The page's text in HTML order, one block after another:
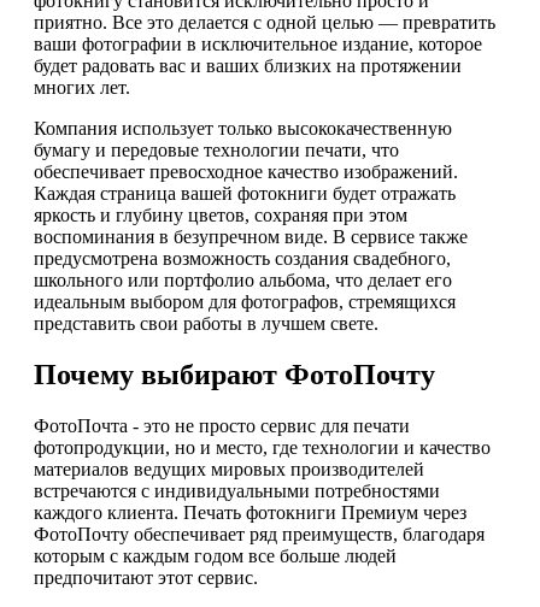
приятно. Все это делается с одной целью — превратить
ваши фотографии в исключительное издание, которое
будет радовать вас и ваших близких на протяжении
многих лет.
Компания использует только высококачественную
бумагу и передовые технологии печати, что
обеспечивает превосходное качество изображений.
Каждая страница вашей фотокниги будет отражать
яркость и глубину цветов, сохраняя при этом
воспоминания в безупречном виде. В сервисе также
предусмотрена возможность создания свадебного,
школьного или портфолио альбома, что делает его
идеальным выбором для фотографов, стремящихся
представить свои работы в лучшем свете.
Почему выбирают ФотоПочту
ФотоПочта - это не просто сервис для печати
фотопродукции, но и место, где технологии и качество
материалов ведущих мировых производителей
встречаются с индивидуальными потребностями
каждого клиента. Печать фотокниги Премиум через
ФотоПочту обеспечивает ряд преимуществ, благодаря
которым с каждым годом все больше людей
предпочитают этот сервис.